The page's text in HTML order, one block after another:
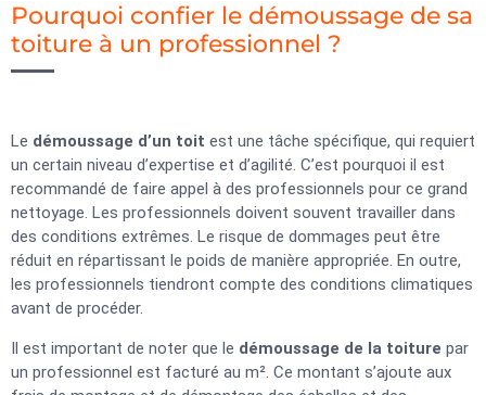
Pourquoi confier le démoussage de sa
toiture à un professionnel ?
Le démoussage d’un toit est une tâche spécifique, qui requiert
un certain niveau d’expertise et d’agilité. C’est pourquoi il est
recommandé de faire appel à des professionnels pour ce grand
nettoyage. Les professionnels doivent souvent travailler dans
des conditions extrêmes. Le risque de dommages peut être
réduit en répartissant le poids de manière appropriée. En outre,
les professionnels tiendront compte des conditions climatiques
avant de procéder.
Il est important de noter que le démoussage de la toiture par
un professionnel est facturé au m². Ce montant s’ajoute aux